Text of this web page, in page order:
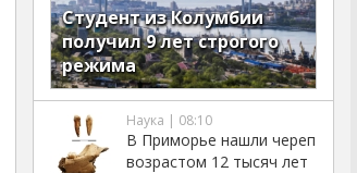
Студент из Колумбии
получил 9 лет строгого
режима
Наука | 08:10
В Приморье нашли череп
возрастом 12 тысяч лет